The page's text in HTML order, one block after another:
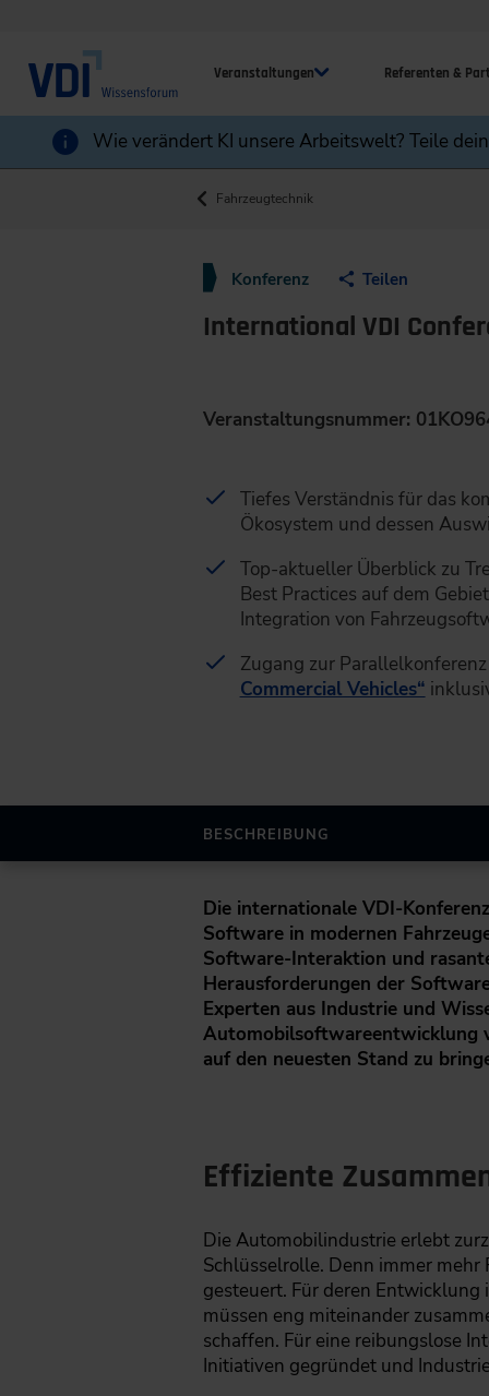
Veranstaltungen Referenten &
Wie verändert KI unsere Arbeitswelt? Teile
Fahrzeugtechnik
Konferenz Teilen
International VDI
Veranstaltungsnummer:
Tiefes Verständnis für das
Ökosystem und dessen
Top-aktueller Überblick zu
Best Practices auf dem
Integration von
Zugang zur Parallelkonferenz
Commercial Vehicles“
BESCHREIBUNG
Die internationale VDI-
Software in modernen
Software-Interaktion und
Herausforderungen der
Experten aus Industrie und
Automobilsoftwareentwicklung
auf den neuesten Stand zu
Effiziente
Die Automobilindustrie erlebt
Schlüsselrolle. Denn immer
gesteuert. Für deren
müssen eng miteinander
schaffen. Für eine reibungslose
Initiativen gegründet und